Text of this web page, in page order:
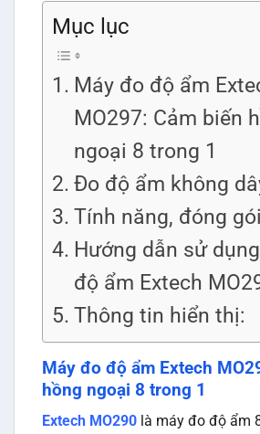
Mục lục
Máy đo độ ẩm
MO297: Cảm biến
ngoại 8 trong 1
Đo độ ẩm không
Tính năng, đóng
Hướng dẫn sử
độ ẩm Extech
Thông tin hiển thị:
Máy đo độ ẩm Extech
hồng ngoại 8 trong 1
Extech MO290 là máy đo độ ẩm